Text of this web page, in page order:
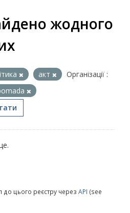
жодного
акт
Організації :
цього реєстру через API (see